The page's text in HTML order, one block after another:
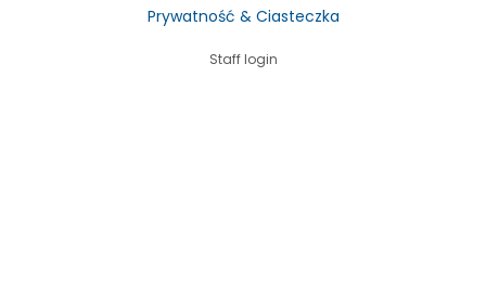
Prywatność & Ciasteczka
Staff login